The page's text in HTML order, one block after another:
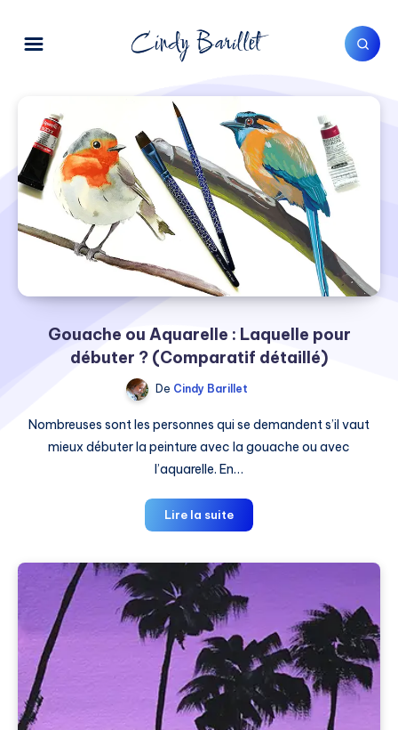
Gouache ou Aquarelle : Laquelle pour
débuter ? (Comparatif détaillé)
De Cindy Barillet
Nombreuses sont les personnes qui se demandent s’il vaut
mieux débuter la peinture avec la gouache ou avec
l’aquarelle. En…
Lire la suiteGouache
ou
:
Laquelle
pour
débuter
(Comparatif
détaillé)